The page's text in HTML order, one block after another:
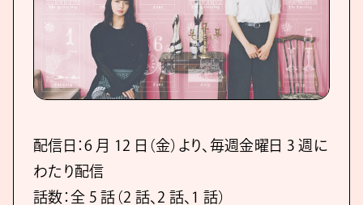
配信日：6 月 12 日（金）より、毎週金曜日 3 週に
わたり配信
話数：全 5 話（2 話、2 話、1 話）